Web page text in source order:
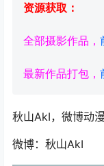
资源获取：
全部摄影作品，
最新作品打包，
秋山AkI，微博动
微博：秋山AkI